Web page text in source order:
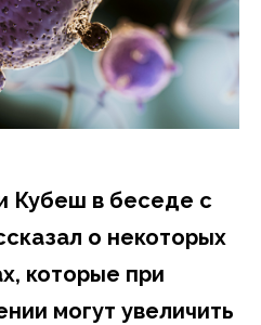
Кубеш в беседе с
о некоторых
которые при
могут увеличить